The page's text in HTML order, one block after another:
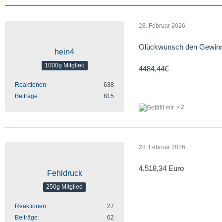
hein4
1000g Mitglied
Reaktionen
638
Beiträge
815
28. Februar 2026
Glückwunsch den
4484,44€
2
Fehldruck
250g Mitglied
Reaktionen
27
Beiträge
62
28. Februar 2026
4.518,34 Euro